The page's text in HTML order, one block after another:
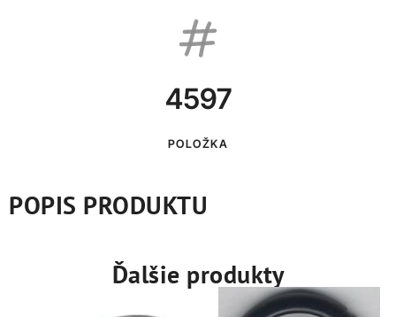
4597
POLOŽKA
POPIS PRODUKTU
Ďalšie produkty